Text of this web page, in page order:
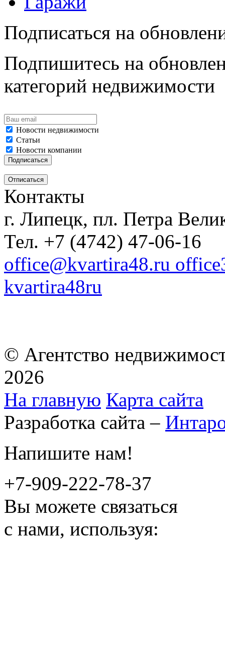
Подписаться на
Подпишитесь на
категорий недвижимости
Новости недвижимости
Статьи
Новости компании
Контакты
г. Липецк, пл. Петра
Тел. +7 (4742) 47-06-16
office@kvartira48.ru
kvartira48ru
© Агентство
2026
На главную Карта сайта
Разработка сайта –
Напишите нам!
+7-909-222-78-37
Вы можете связаться
с нами, используя: